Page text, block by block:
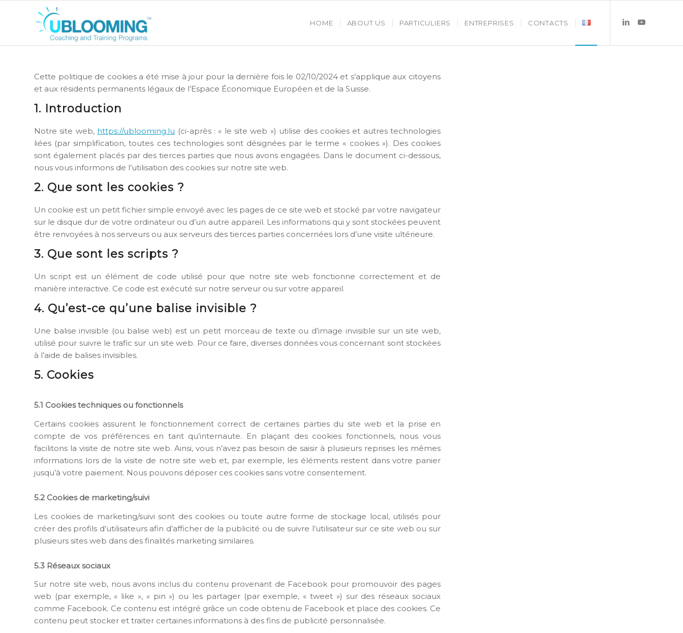
HOME ABOUT US PARTICULIERS ENTREPRISES CONTACTS
Cette politique de cookies a été mise à jour pour la dernière fois le 02/10/2024 et s’applique aux citoyens
et aux résidents permanents légaux de l’Espace Économique Européen et de la Suisse.
1. Introduction
Notre site web, https://ublooming.lu (ci-après : « le site web ») utilise des cookies et autres technologies
liées (par simplification, toutes ces technologies sont désignées par le terme « cookies »). Des cookies
sont également placés par des tierces parties que nous avons engagées. Dans le document ci-dessous,
nous vous informons de l’utilisation des cookies sur notre site web.
2. Que sont les cookies ?
Un cookie est un petit fichier simple envoyé avec les pages de ce site web et stocké par votre navigateur
sur le disque dur de votre ordinateur ou d’un autre appareil. Les informations qui y sont stockées peuvent
être renvoyées à nos serveurs ou aux serveurs des tierces parties concernées lors d’une visite ultérieure.
3. Que sont les scripts ?
Un script est un élément de code utilisé pour que notre site web fonctionne correctement et de
manière interactive. Ce code est exécuté sur notre serveur ou sur votre appareil.
4. Qu’est-ce qu’une balise invisible ?
Une balise invisible (ou balise web) est un petit morceau de texte ou d’image invisible sur un site web,
utilisé pour suivre le trafic sur un site web. Pour ce faire, diverses données vous concernant sont stockées
à l’aide de balises invisibles.
5. Cookies
5.1 Cookies techniques ou fonctionnels
Certains cookies assurent le fonctionnement correct de certaines parties du site web et la prise en
compte de vos préférences en tant qu’internaute. En plaçant des cookies fonctionnels, nous vous
facilitons la visite de notre site web. Ainsi, vous n’avez pas besoin de saisir à plusieurs reprises les mêmes
informations lors de la visite de notre site web et, par exemple, les éléments restent dans votre panier
jusqu’à votre paiement. Nous pouvons déposer ces cookies sans votre consentement.
5.2 Cookies de marketing/suivi
Les cookies de marketing/suivi sont des cookies ou toute autre forme de stockage local, utilisés pour
créer des profils d’utilisateurs afin d’afficher de la publicité ou de suivre l’utilisateur sur ce site web ou sur
plusieurs sites web dans des finalités marketing similaires.
5.3 Réseaux sociaux
Sur notre site web, nous avons inclus du contenu provenant de Facebook pour promouvoir des pages
web (par exemple, « like », « pin ») ou les partager (par exemple, « tweet ») sur des réseaux sociaux
comme Facebook. Ce contenu est intégré grâce un code obtenu de Facebook et place des cookies. Ce
contenu peut stocker et traiter certaines informations à des fins de publicité personnalisée.